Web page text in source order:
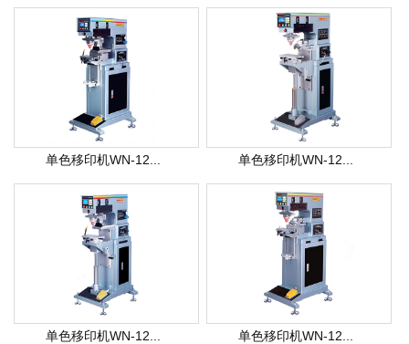
单色移印机WN-12... 单色移印机WN-12...
单色移印机WN-12... 单色移印机WN-12...